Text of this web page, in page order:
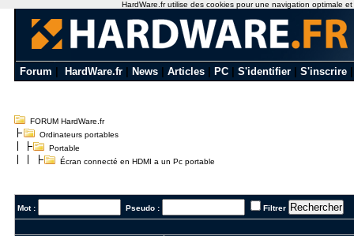
Forum HardWare.fr News Articles PC S'identifier S'inscrire
FORUM HardWare.fr
Ordinateurs portables
Portable
Écran connecté en HDMI a un Pc portable
Mot : Pseudo : Filtrer
HardWare.fr utilise des cookies pour une navigation optimale